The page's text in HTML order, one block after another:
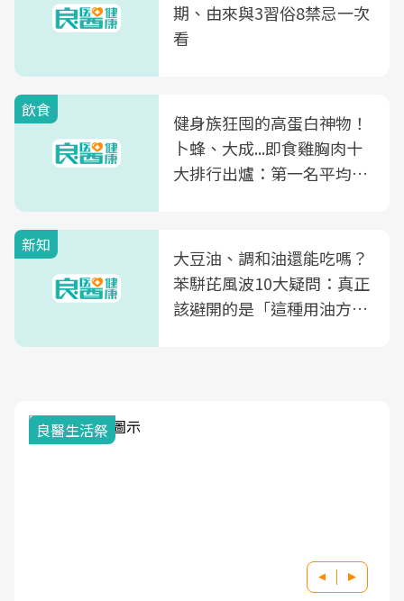
期、由來與3習俗8禁忌一次
看
飲食
健身族狂囤的高蛋白神物！
卜蜂、大成...即食雞胸肉十
大排行出爐：第一名平均一
新知
大豆油、調和油還能吃嗎？
苯駢芘風波10大疑問：真正
該避開的是「這種用油方
良醫生活祭